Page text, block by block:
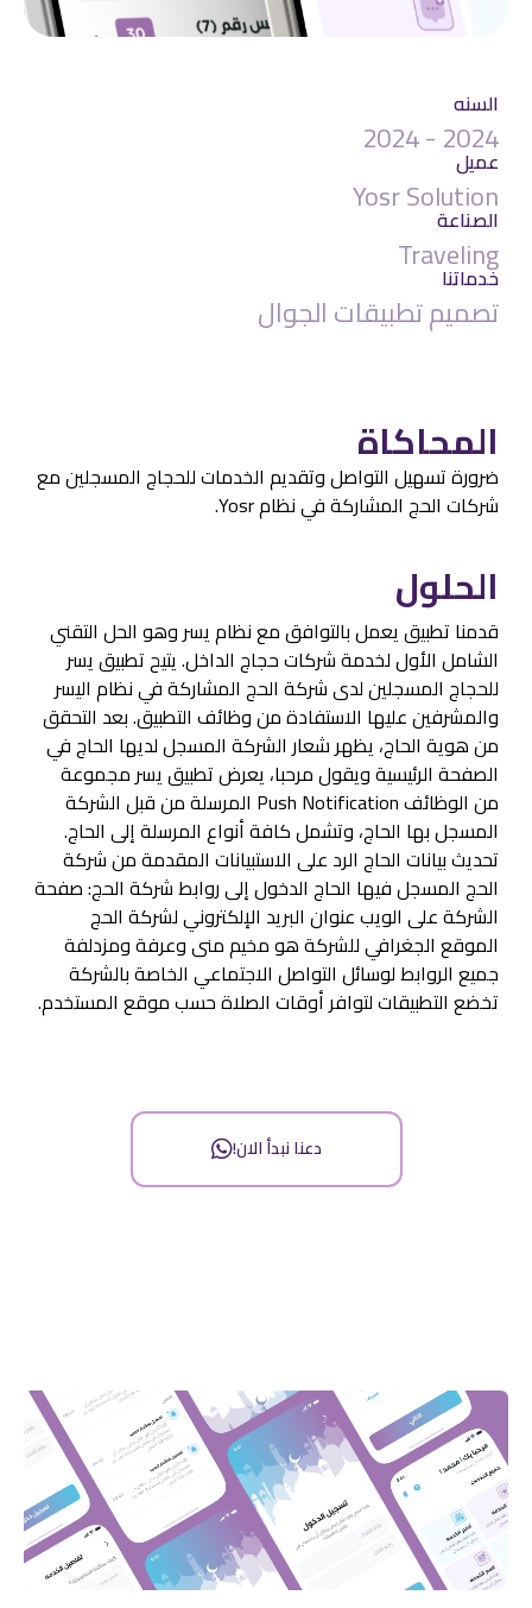
السنه
2024 - 2024
عميل
Yosr Solution
الصناعة
Traveling
خدماتنا
تصميم تطبيقات الجوال
المحاكاة
ضرورة تسهيل التواصل وتقديم الخدمات للحجاج المسجلين مع
شركات الحج المشاركة في نظام Yosr.
الحلول
قدمنا ​​تطبيق يعمل بالتوافق مع نظام يسر وهو الحل التقني
الشامل الأول لخدمة شركات حجاج الداخل. يتيح تطبيق يسر
للحجاج المسجلين لدى شركة الحج المشاركة في نظام اليسر
والمشرفين عليها الاستفادة من وظائف التطبيق. بعد التحقق
من هوية الحاج، يظهر شعار الشركة المسجل لديها الحاج في
الصفحة الرئيسية ويقول مرحبا، يعرض تطبيق يسر مجموعة
من الوظائف Push Notification المرسلة من قبل الشركة
المسجل بها الحاج، وتشمل كافة أنواع المرسلة إلى الحاج.
تحديث بيانات الحاج الرد على الاستبيانات المقدمة من شركة
الحج المسجل فيها الحاج الدخول إلى روابط شركة الحج: صفحة
الشركة على الويب عنوان البريد الإلكتروني لشركة الحج
الموقع الجغرافي للشركة هو مخيم منى وعرفة ومزدلفة
جميع الروابط لوسائل التواصل الاجتماعي الخاصة بالشركة
تخضع التطبيقات لتوافر أوقات الصلاة حسب موقع المستخدم.
دعنا نبدأ الان!